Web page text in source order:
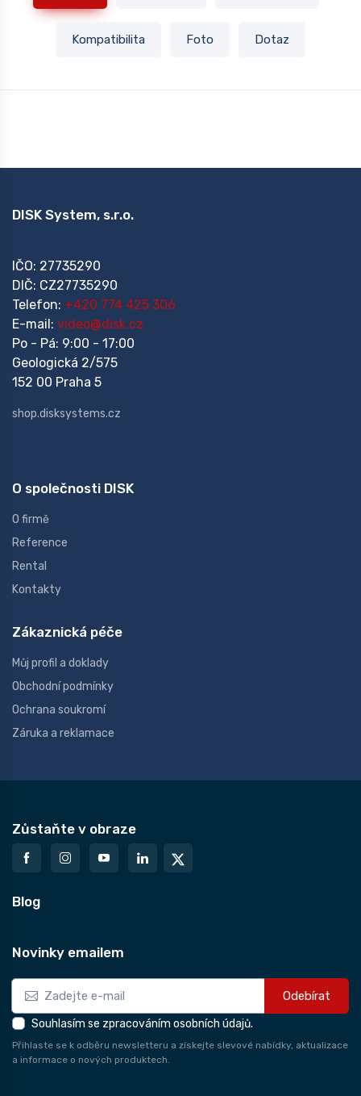
Kompatibilita Foto Dotaz
DISK System, s.r.o.
IČO: 27735290
DIČ: CZ27735290
Telefon: +420 774 425 306
E-mail: video@disk.cz
Po - Pá: 9:00 - 17:00
Geologická 2/575
152 00 Praha 5
shop.disksystems.cz
O společnosti DISK
O firmě
Reference
Rental
Kontakty
Zákaznická péče
Můj profil a doklady
Obchodní podmínky
Ochrana soukromí
Záruka a reklamace
Zůstaňte v obraze
Blog
Novinky emailem
Odebírat
Souhlasím se zpracováním osobních údajů.
Přihlaste se k odběru newsletteru a získejte slevové nabídky, aktualizace
a informace o nových produktech.